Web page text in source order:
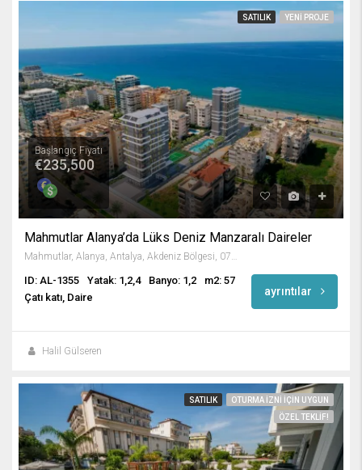
SATILIK YENI PROJE
Başlangıç Fiyatı
€235,500
Mahmutlar Alanya’da Lüks Deniz Manzaralı Daireler
Mahmutlar, Alanya, Antalya, Akdeniz Bölgesi, 07450, Türkiye
ID: AL-1355 Yatak: 1,2,4 Banyo: 1,2
m2: 57
Çatı katı, Daire
ayrıntılar
Halil Gülseren
SATILIK
OTURMA IZNI IÇIN UYGUN
ÖZEL TEKLIF!